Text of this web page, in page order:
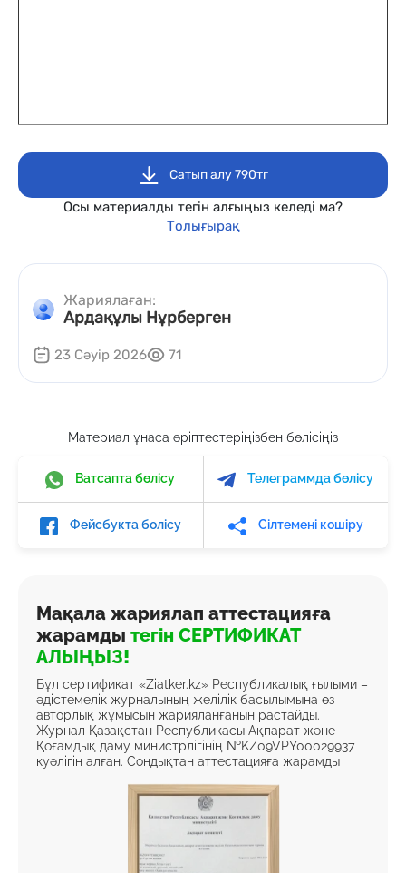
Сатып алу 790тг
Осы материалды тегін алғыңыз келеді ма?
Толығырақ
Жариялаған:
Ардақұлы Нұрберген
23 Сәуір 2026 71
Материал ұнаса әріптестеріңізбен бөлісіңіз
Ватсапта бөлісу Телеграммда бөлісу
Фейсбукта бөлісу Сілтемені көшіру
Мақала жариялап аттестацияға
жарамды тегін СЕРТИФИКАТ
АЛЫҢЫЗ!
Бұл сертификат «Ziatker.kz» Республикалық ғылыми –
әдістемелік журналының желілік басылымына өз
авторлық жұмысын жарияланғанын растайды.
Журнал Қазақстан Республикасы Ақпарат және
Қоғамдық даму министрлігінің №KZ09VPY00029937
куәлігін алған. Сондықтан аттестацияға жарамды